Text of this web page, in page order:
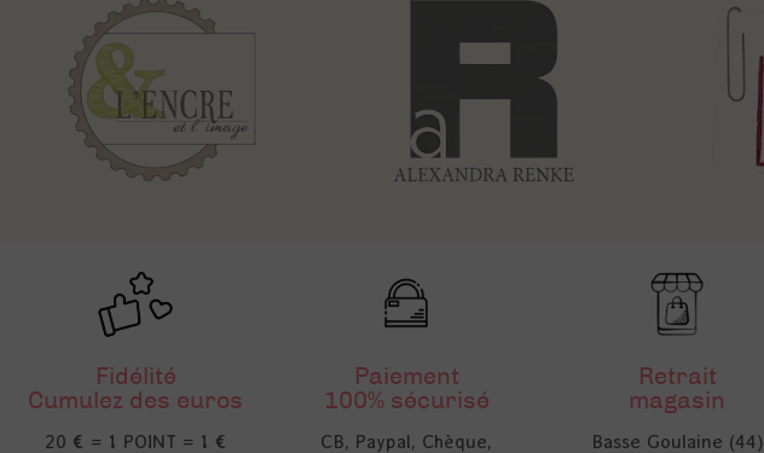
Fidélité
Cumulez des euros
20 € = 1 POINT = 1 €
Paiement
100% sécurisé
CB, Paypal, Chèque,
Retrait
magasin
Basse Goulaine (44)